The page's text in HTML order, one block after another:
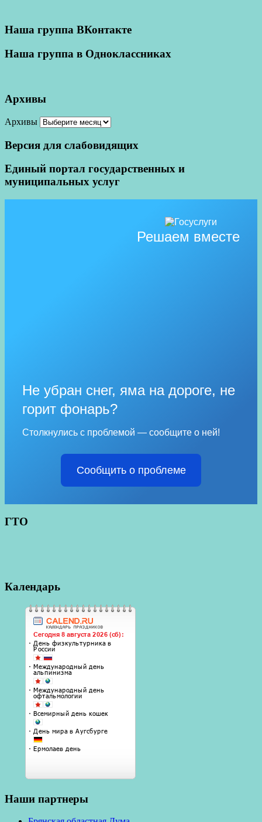
Наша группа ВКонтакте
Наша группа в Одноклассниках
Архивы
Архивы
Версия для слабовидящих
Единый портал государственных и
муниципальных услуг
Решаем вместе
Не убран снег, яма на дороге, не
горит фонарь?
Столкнулись с проблемой — сообщите о ней!
Сообщить о проблеме
ГТО
Календарь
Наши партнеры